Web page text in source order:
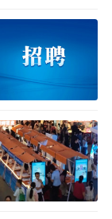
，具有C1
5年以上，
支队车辆
日备勤值